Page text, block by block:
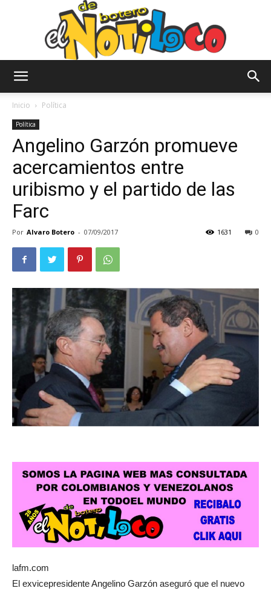
Notiloco
de
Inicio Política
Política
Angelino Garzón promueve
acercamientos entre
uribismo y el partido de las
Farc
Por Alvaro Botero - 07/09/2017 0
1631
lafm.com
El exvicepresidente Angelino Garzón aseguró que el nuevo